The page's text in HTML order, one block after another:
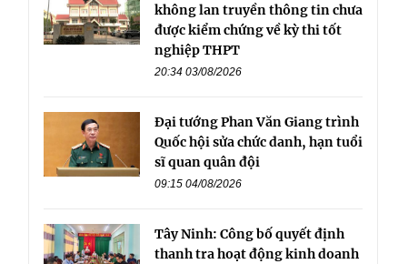
không lan truyền thông tin chưa
được kiểm chứng về kỳ thi tốt
nghiệp THPT
20:34 03/08/2026
Đại tướng Phan Văn Giang trình
Quốc hội sửa chức danh, hạn tuổi
sĩ quan quân đội
09:15 04/08/2026
Tây Ninh: Công bố quyết định
thanh tra hoạt động kinh doanh